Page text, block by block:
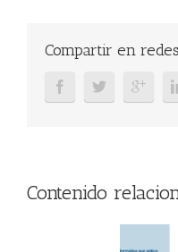
Compartir en
Contenido